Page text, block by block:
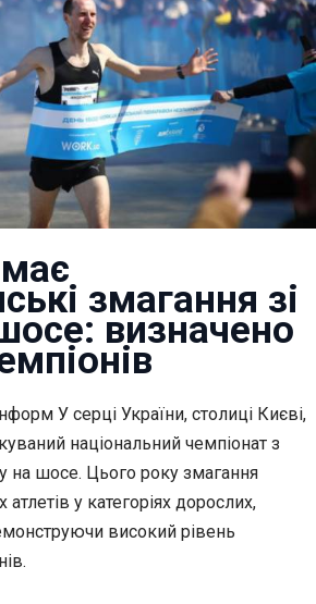
змагання зі
визначено
У серці України, столиці Києві,
національний чемпіонат з
на шосе. Цього року змагання
у категоріях дорослих,
високий рівень